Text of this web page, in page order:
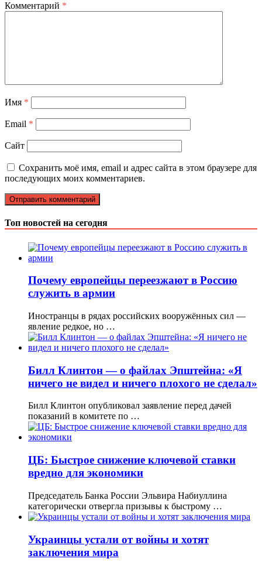
Комментарий *
Имя *
Email *
Сайт
Сохранить моё имя, email и адрес сайта в этом браузере для
последующих моих комментариев.
Топ новостей на сегодня
Почему европейцы переезжают в Россию
служить в армии
Иностранцы в рядах российских вооружённых сил —
явление редкое, но …
Билл Клинтон — о файлах Эпштейна: «Я
ничего не видел и ничего плохого не сделал»
Билл Клинтон опубликовал заявление перед дачей
показаний в комитете по …
ЦБ: Быстрое снижение ключевой ставки
вредно для экономики
Председатель Банка России Эльвира Набиуллина
категорически отвергла призывы к быстрому …
Украинцы устали от войны и хотят
заключения мира